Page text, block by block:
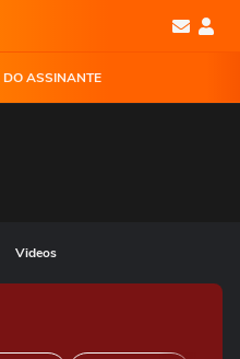
DO ASSINANTE
Videos